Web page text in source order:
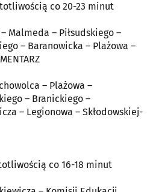
co 20-23 minut
Malmeda – Piłsudskiego –
– Baranowicka – Plażowa –
– Plażowa –
– Branickiego –
– Legionowa – Skłodowskiej-
co 16-18 minut